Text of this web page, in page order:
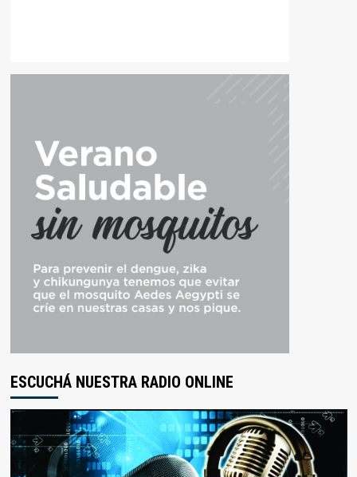
ESCUCHÁ NUESTRA RADIO ONLINE